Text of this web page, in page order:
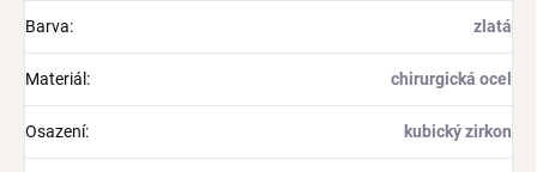
Barva: zlatá
Materiál : chirurgická ocel
Osazení: kubický zirkon